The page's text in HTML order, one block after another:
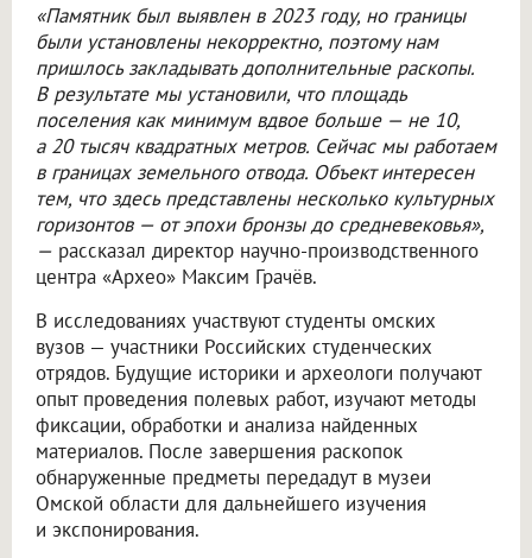
«Памятник был выявлен в 2023 году, но границы
были установлены некорректно, поэтому нам
пришлось закладывать дополнительные раскопы.
В результате мы установили, что площадь
поселения как минимум вдвое больше — не 10,
а 20 тысяч квадратных метров. Сейчас мы работаем
в границах земельного отвода. Объект интересен
тем, что здесь представлены несколько культурных
горизонтов — от эпохи бронзы до средневековья»,
— рассказал директор научно-производственного
центра «Архео» Максим Грачёв.
В исследованиях участвуют студенты омских
вузов — участники Российских студенческих
отрядов. Будущие историки и археологи получают
опыт проведения полевых работ, изучают методы
фиксации, обработки и анализа найденных
материалов. После завершения раскопок
обнаруженные предметы передадут в музеи
Омской области для дальнейшего изучения
и экспонирования.